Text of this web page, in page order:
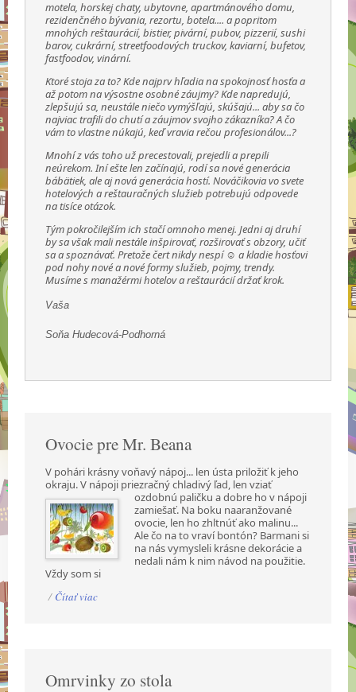
motela, horskej chaty, ubytovne, apartmánového domu,
rezidenčného bývania, rezortu, botela.... a popritom
mnohých reštaurácií, bistier, pivární, pubov, pizzerií, sushi
barov, cukrární, streetfoodových truckov, kaviarní, bufetov,
fastfoodov, vinární.
Ktoré stoja za to? Kde najprv hľadia na spokojnosť hosťa a
až potom na výsostne osobné záujmy? Kde napredujú,
zlepšujú sa, neustále niečo vymýšľajú, skúšajú... aby sa čo
najviac trafili do chutí a záujmov svojho zákazníka? A čo
vám to vlastne núkajú, keď vravia rečou profesionálov...?
Mnohí z vás toho už precestovali, prejedli a prepili
neúrekom. Iní ešte len začínajú, rodí sa nové generácia
bábätiek, ale aj nová generácia hostí. Nováčikovia vo svete
hotelových a reštauračných služieb potrebujú odpovede
na tisíce otázok.
Tým pokročilejším ich stačí omnoho menej. Jedni aj druhí
by sa však mali nestále inšpirovať, rozširovať s obzory, učiť
sa a spoznávať. Pretože čert nikdy nespí ☺ a kladie hosťovi
pod nohy nové a nové formy služieb, pojmy, trendy.
Musíme s manažérmi hotelov a reštaurácií držať krok.
Vaša
Soňa Hudecová-Podhorná
Ovocie pre Mr. Beana
V pohári krásny voňavý nápoj... len ústa priložiť k jeho
okraju. V nápoji priezračný chladivý ľad, len vziať
ozdobnú paličku a dobre ho v nápoji
zamiešať. Na boku naaranžované
ovocie, len ho zhltnúť ako malinu...
Ale čo na to vraví bontón? Barmani si
na nás vymysleli krásne dekorácie a
nedali nám k nim návod na použitie.
Vždy som si
/ Čítať viac
Omrvinky zo stola